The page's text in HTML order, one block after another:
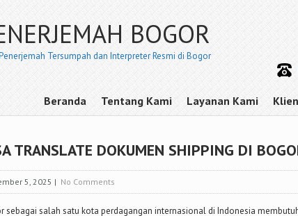
BOGOR
Tersumpah dan Interpreter Resmi di Bogor
Beranda Tentang Kami Layanan Kami
TRANSLATE DOKUMEN SHIPPING DI
5, 2025 | No Comments
sebagai salah satu kota perdagangan internasional di Indonesia